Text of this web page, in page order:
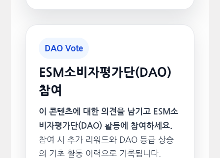
DAO Vote
ESM소비자평가단(DAO)
참여
이 콘텐츠에 대한 의견을 남기고 ESM소
비자평가단(DAO) 활동에 참여하세요.
참여 시 추가 리워드와 DAO 등급 상승
의 기초 활동 이력으로 기록됩니다.